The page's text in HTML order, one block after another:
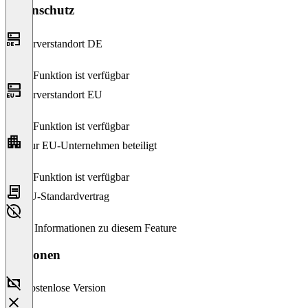
Datenschutz
Serverstandort DE
Diese Funktion ist verfügbar
Serverstandort EU
Diese Funktion ist verfügbar
Nur EU-Unternehmen beteiligt
Diese Funktion ist verfügbar
EU-Standardvertrag
Keine Informationen zu diesem Feature
Versionen
Kostenlose Version